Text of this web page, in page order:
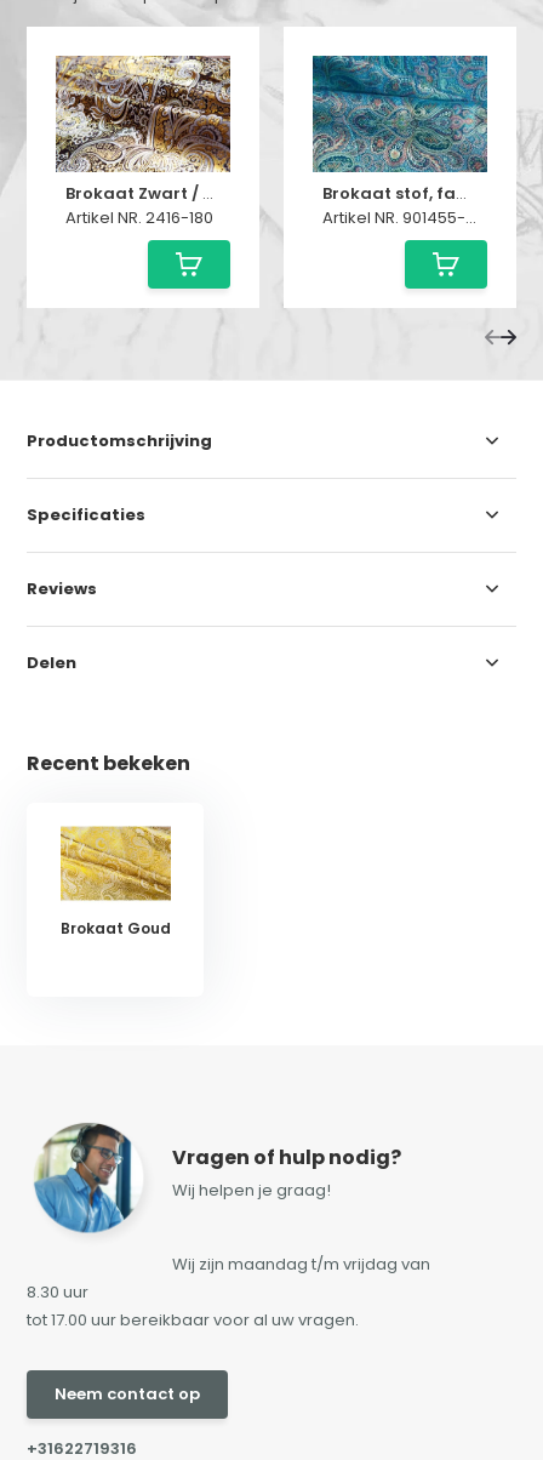
Brokaat Zwart / Zilver / Goud
Artikel NR. 2416-180
Brokaat stof, fancy paisley turquoise gekleurd
Artikel NR. 901455-04
Productomschrijving
Specificaties
Reviews
Delen
Recent bekeken
Brokaat Goud
Vragen of hulp nodig?
Wij helpen je graag!
Wij zijn maandag t/m vrijdag van
8.30 uur
tot 17.00 uur bereikbaar voor al uw vragen.
Neem contact op
+31622719316